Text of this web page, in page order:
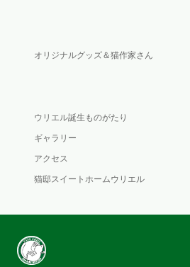
オリジナルグッズ＆猫作家さん
ウリエル誕生ものがたり
ギャラリー
アクセス
猫邸スイートホームウリエル